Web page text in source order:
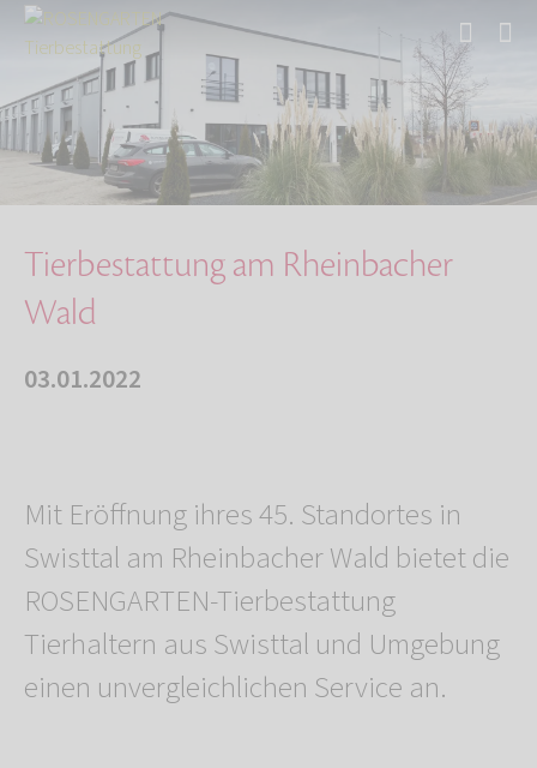
Start Über uns Aktuelles Tierbestattung am Rheinbacher Wald
Tierbestattung am Rheinbacher
Wald
03.01.2022
Mit Eröffnung ihres 45. Standortes in
Swisttal am Rheinbacher Wald bietet die
ROSENGARTEN-Tierbestattung
Tierhaltern aus Swisttal und Umgebung
einen unvergleichlichen Service an.